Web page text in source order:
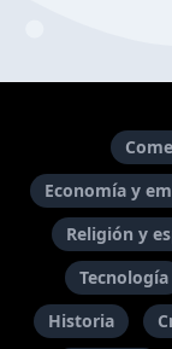
Economía y
Religión y
Tecnología
Historia